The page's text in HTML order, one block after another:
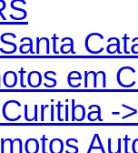
em
-